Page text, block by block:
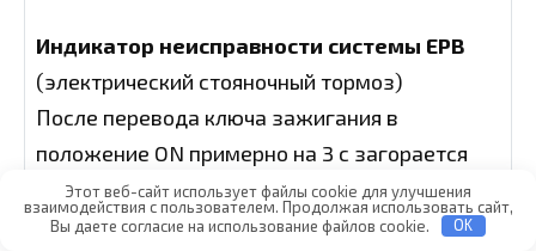
Индикатор неисправности системы ЕРВ
(электрический стояночный тормоз)
После перевода ключа зажигания в
положение ON примерно на 3 с загорается
индикатор неисправности системы ЕРВ. Если
контрольная лампа не загорается или
Этот веб-сайт использует файлы cookie для улучшения
взаимодействия с пользователем. Продолжая использовать сайт,
Вы даете согласие на использование файлов cookie.
OK